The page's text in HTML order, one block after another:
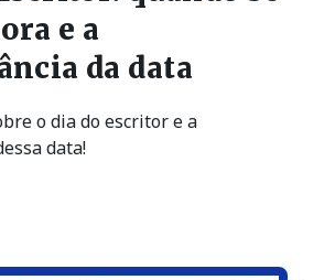
e a
da data
o dia do escritor e a
data!